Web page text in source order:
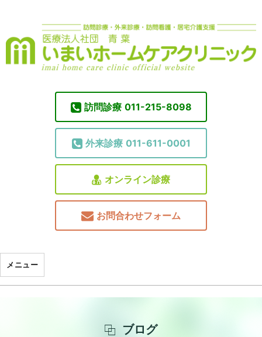
訪問診療 011-215-8098
外来診療 011-611-0001
オンライン診療
お問合わせフォーム
メニュー
ブログ